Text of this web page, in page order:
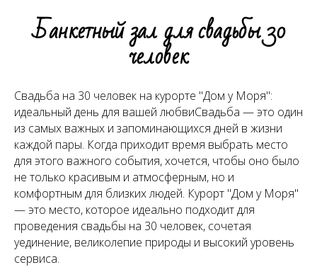
Банкетный зал для свадьбы 30
человек
Свадьба на 30 человек на курорте "Дом у Моря":
идеальный день для вашей любвиСвадьба — это один
из самых важных и запоминающихся дней в жизни
каждой пары. Когда приходит время выбрать место
для этого важного события, хочется, чтобы оно было
не только красивым и атмосферным, но и
комфортным для близких людей. Курорт "Дом у Моря"
— это место, которое идеально подходит для
проведения свадьбы на 30 человек, сочетая
уединение, великолепие природы и высокий уровень
сервиса.